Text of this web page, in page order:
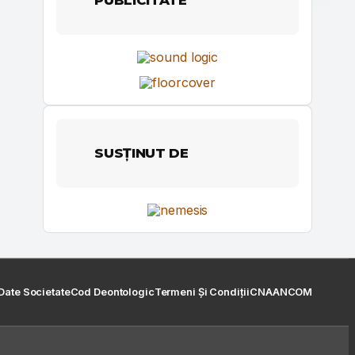
SUSȚINUT DE
SocietateCod DeontologicTermeni Și CondițiiCNAANCOM